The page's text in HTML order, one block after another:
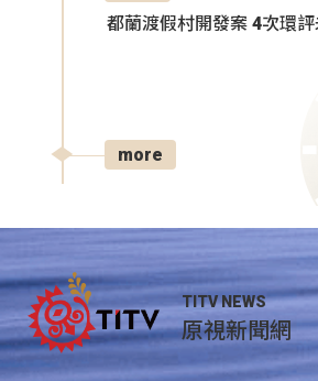
都蘭渡假村開發案 4次環
more
TITV NEWS
原視新聞網